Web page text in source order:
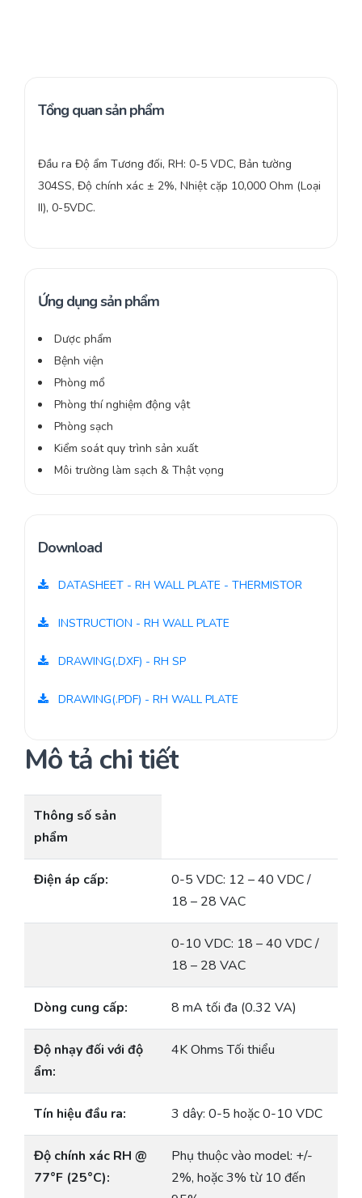
Tổng quan sản phẩm
Đầu ra Độ ẩm Tương đối, RH: 0-5 VDC, Bản tường
304SS, Độ chính xác ± 2%, Nhiệt cặp 10,000 Ohm (Loại
II), 0-5VDC.
Ứng dụng sản phẩm
Dược phẩm
Bệnh viện
Phòng mổ
Phòng thí nghiệm động vật
Phòng sạch
Kiểm soát quy trình sản xuất
Môi trường làm sạch & Thật vọng
Download
DATASHEET - RH WALL PLATE - THERMISTOR
INSTRUCTION - RH WALL PLATE
DRAWING(.DXF) - RH SP
DRAWING(.PDF) - RH WALL PLATE
Mô tả chi tiết
Thông số sản
phẩm
Điện áp cấp:
0-5 VDC: 12 – 40 VDC /
18 – 28 VAC
0-10 VDC: 18 – 40 VDC /
18 – 28 VAC
Dòng cung cấp: 8 mA tối đa (0.32 VA)
Độ nhạy đối với độ
ẩm:
4K Ohms Tối thiểu
Tín hiệu đầu ra: 3 dây: 0-5 hoặc 0-10 VDC
Độ chính xác RH @
77°F (25°C):
Phụ thuộc vào model: +/-
2%, hoặc 3% từ 10 đến